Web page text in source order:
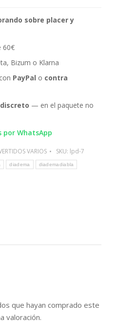
sobre placer y
60€
Bizum o Klarna
PayPal o contra
— en el paquete no
por WhatsApp
VARIOS SKU: lpd-7
diadema diademadiabla
que hayan comprado este
valoración.